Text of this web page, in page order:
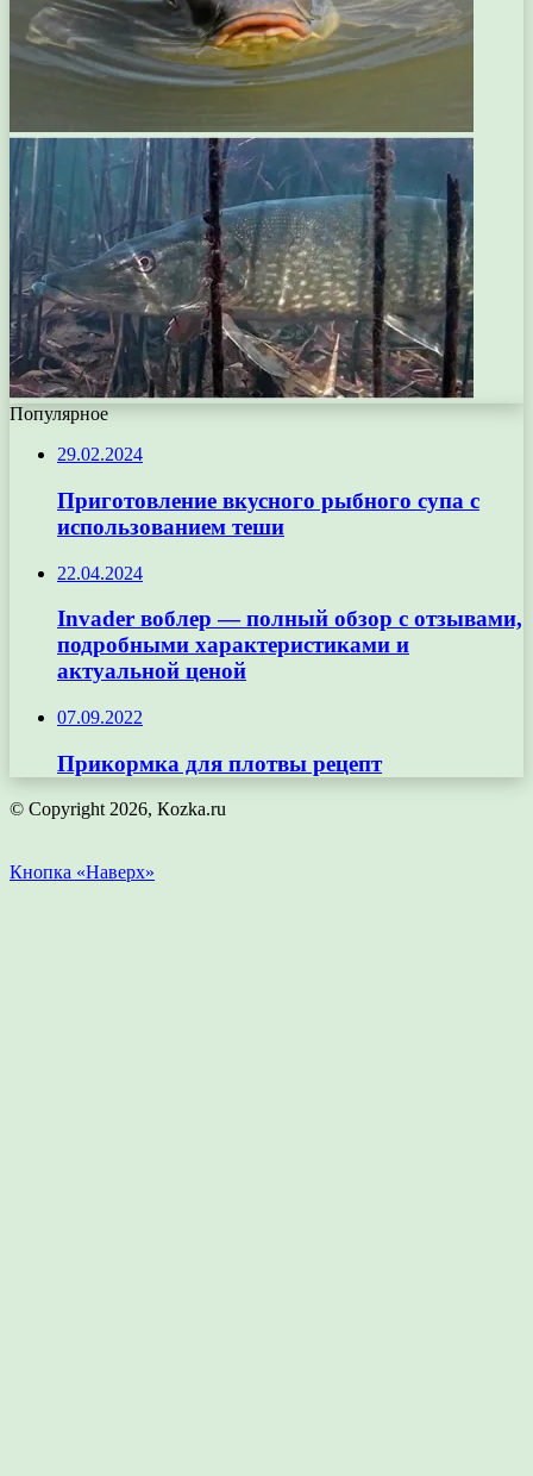
Популярное
29.02.2024
Приготовление вкусного рыбного супа с
использованием теши
22.04.2024
Invader воблер — полный обзор с отзывами,
подробными характеристиками и
актуальной ценой
07.09.2022
Прикормка для плотвы рецепт
© Copyright 2026, Кozka.ru
Кнопка «Наверх»